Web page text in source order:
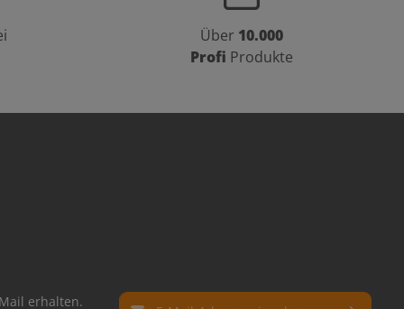
Über 10.000
Profi Produkte
erhalten. E-Mail-Adresse*